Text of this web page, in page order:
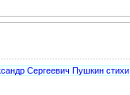
Сергеевич Пушкин стихи